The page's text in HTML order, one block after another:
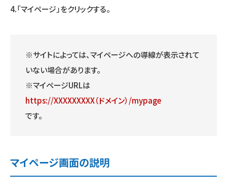
4.「マイページ」をクリックする。
※サイトによっては、マイページへの導線が表示されて
いない場合があります。
※マイページURLは
https://XXXXXXXXX（ドメイン）/mypage
です。
マイページ画面の説明